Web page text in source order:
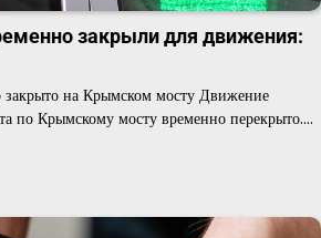
закрыли для движения:
на Крымском мосту Движение
по Крымскому мосту временно перекрыто.…